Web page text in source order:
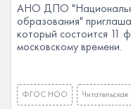
АНО ДПО
образования"
который состоится 11
московскому времени.
ФГОС НОО Читательская